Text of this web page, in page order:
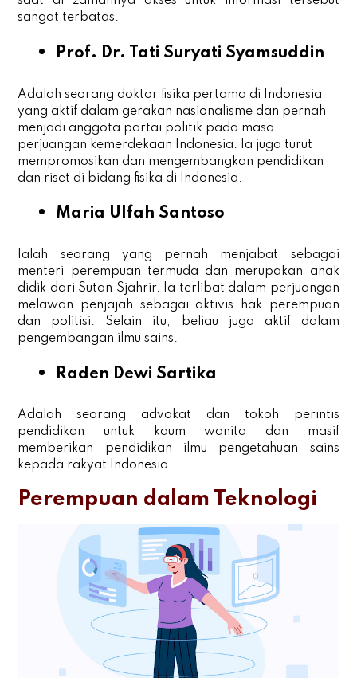
sangat terbatas.
Prof. Dr. Tati Suryati Syamsuddin
Adalah seorang doktor fisika pertama di Indonesia
yang aktif dalam gerakan nasionalisme dan pernah
menjadi anggota partai politik pada masa
perjuangan kemerdekaan Indonesia. Ia juga turut
mempromosikan dan mengembangkan pendidikan
dan riset di bidang fisika di Indonesia.
Maria Ulfah Santoso
Ialah seorang yang pernah menjabat sebagai
menteri perempuan termuda dan merupakan anak
didik dari Sutan Sjahrir. Ia terlibat dalam perjuangan
melawan penjajah sebagai aktivis hak perempuan
dan politisi. Selain itu, beliau juga aktif dalam
pengembangan ilmu sains.
Raden Dewi Sartika
Adalah seorang advokat dan tokoh perintis
pendidikan untuk kaum wanita dan masif
memberikan pendidikan ilmu pengetahuan sains
kepada rakyat Indonesia.
Perempuan dalam Teknologi